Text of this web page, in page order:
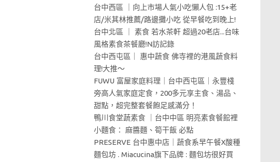
台中西區 ｜向上市場人氣小吃懶人包 :15+老
店/米其林推薦/路邊攤小吃 從早餐吃到晚上!
台中北區 ｜ 素食 若水茶軒 超過20老店...台味
風格素食茶餐廳!N訪記錄
台中西屯區｜ 惠中蔬食 佛寺裡的港風蔬食料
理!大推～
FUWU 富屋家庭料理｜台中西屯區｜永豐棧
旁高人氣家庭定食，200多元享主食、湯品、
甜點，超完整套餐飽足感滿分！
鴨川食堂蔬素食 ｜台中中區 明亮素食餐館裡
小麵食： 麻醬麵、筍干飯 必點
PRESERVE 台中惠中店｜蔬食系早午餐X酸種
麵包坊 . Miacucina旗下品牌 : 麵包坊很好買